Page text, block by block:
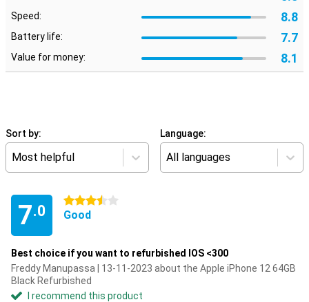
Speed: 8.8
Battery life: 7.7
Value for money: 8.1
Sort by:
Most helpful
Language:
All languages
7.0
3.5 stars
Good
Best choice if you want to refurbished IOS <300
Freddy Manupassa | 13-11-2023 about the Apple iPhone 12 64GB
Black Refurbished
I recommend this product